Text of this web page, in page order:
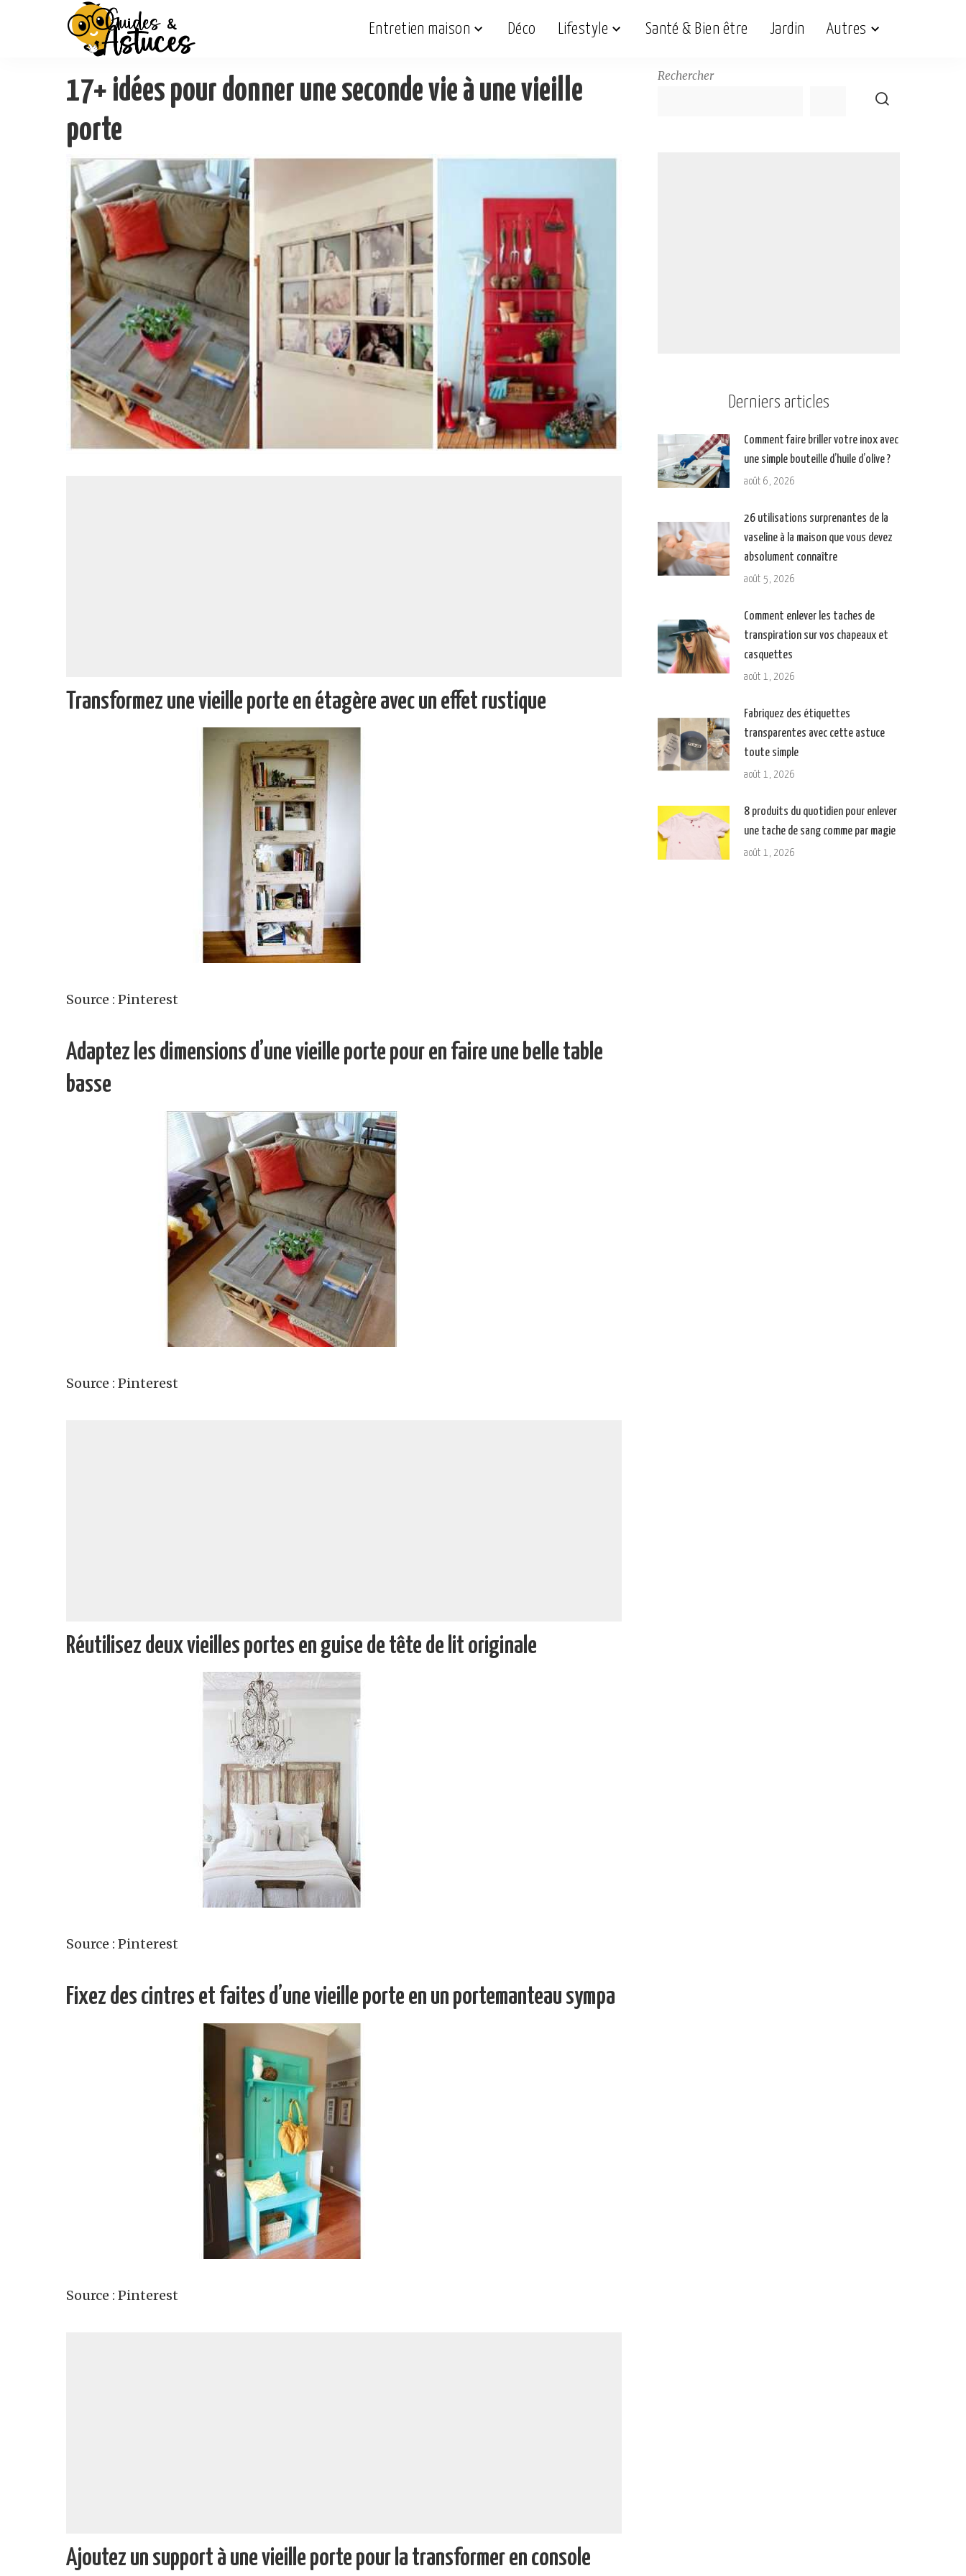
Entretien maison Déco Lifestyle Santé & Bien être Jardin Autres
17+ idées pour donner une seconde vie à une vieille
porte
Transformez une vieille porte en étagère avec un effet rustique
Source : Pinterest
Adaptez les dimensions d’une vieille porte pour en faire une belle table
basse
Source : Pinterest
Réutilisez deux vieilles portes en guise de tête de lit originale
Source : Pinterest
Fixez des cintres et faites d’une vieille porte en un portemanteau sympa
Source : Pinterest
Ajoutez un support à une vieille porte pour la transformer en console
Rechercher
Derniers articles
Comment faire briller votre inox avec
une simple bouteille d’huile d’olive ?
août 6, 2026
26 utilisations surprenantes de la
vaseline à la maison que vous devez
absolument connaître
août 5, 2026
Comment enlever les taches de
transpiration sur vos chapeaux et
casquettes
août 1, 2026
Fabriquez des étiquettes
transparentes avec cette astuce
toute simple
août 1, 2026
8 produits du quotidien pour enlever
une tache de sang comme par magie
août 1, 2026